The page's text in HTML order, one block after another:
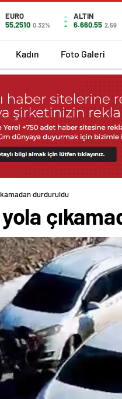
EURO
55,2510 0.32%
ALTIN
6.660,55 2,59
Kadın Foto Galeri
durduruldu